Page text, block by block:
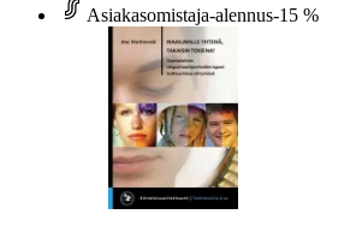
Asiakasomistaja-alennus-15 %